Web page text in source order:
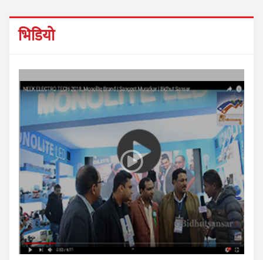
भिडियो